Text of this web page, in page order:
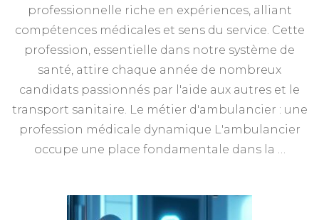
professionnelle riche en expériences, alliant
compétences médicales et sens du service. Cette
profession, essentielle dans notre système de
santé, attire chaque année de nombreux
candidats passionnés par l'aide aux autres et le
transport sanitaire. Le métier d'ambulancier : une
profession médicale dynamique L'ambulancier
occupe une place fondamentale dans la …